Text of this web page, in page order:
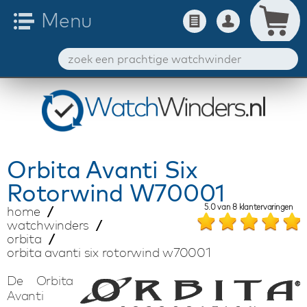
Orbita Avanti Six
Rotorwind W70001
home
watchwinders
orbita
orbita avanti six rotorwind w70001
5.0van8klantervaringen
De Orbita
Avanti